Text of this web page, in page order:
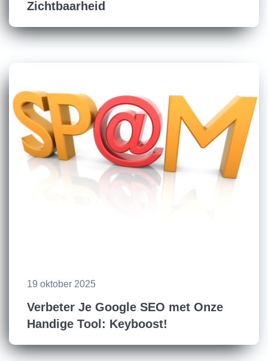
Zichtbaarheid
19 oktober 2025
Verbeter Je Google SEO met Onze
Handige Tool: Keyboost!